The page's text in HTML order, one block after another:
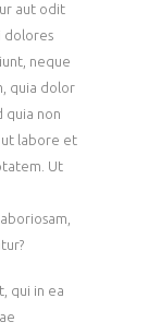
aut odit
dolores
neque
quia dolor
quia non
ut labore et
Ut
qui in ea